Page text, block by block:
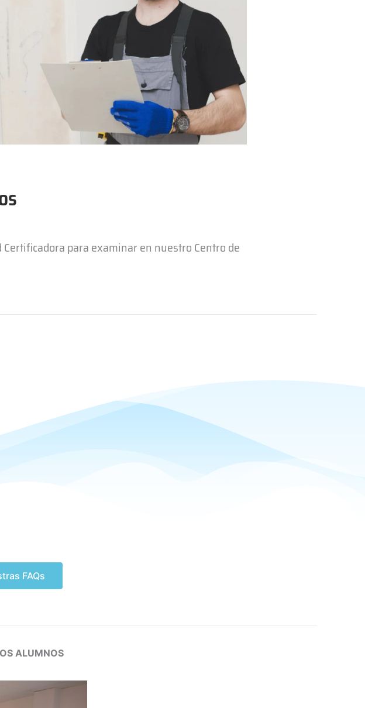
para examinar en nuestro Centro de
FAQs
ALUMNOS